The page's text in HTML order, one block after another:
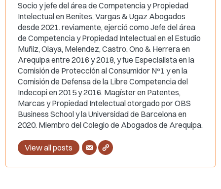
Socio y jefe del área de Competencia y Propiedad
Intelectual en Benites, Vargas & Ugaz Abogados
desde 2021. reviamente, ejerció como Jefe del área
de Competencia y Propiedad Intelectual en el Estudio
Muñiz, Olaya, Melendez, Castro, Ono & Herrera en
Arequipa entre 2016 y 2018, y fue Especialista en la
Comisión de Protección al Consumidor Nº1 y en la
Comisión de Defensa de la Libre Competencia del
Indecopi en 2015 y 2016. Magíster en Patentes,
Marcas y Propiedad Intelectual otorgado por OBS
Business School y la Universidad de Barcelona en
2020. Miembro del Colegio de Abogados de Arequipa.
View all posts